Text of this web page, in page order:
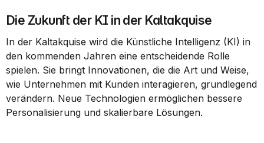
Die Zukunft der KI in der Kaltakquise
In der Kaltakquise wird die Künstliche Intelligenz (KI) in
den kommenden Jahren eine entscheidende Rolle
spielen. Sie bringt Innovationen, die die Art und Weise,
wie Unternehmen mit Kunden interagieren, grundlegend
verändern. Neue Technologien ermöglichen bessere
Personalisierung und skalierbare Lösungen.